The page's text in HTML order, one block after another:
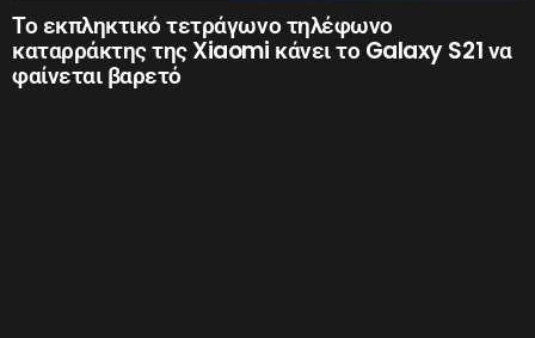
Το εκπληκτικό τετράγωνο τηλέφωνο
καταρράκτης της Xiaomi κάνει το Galaxy S21 να
φαίνεται βαρετό